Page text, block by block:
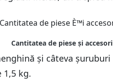
și câteva
1,5 kg.